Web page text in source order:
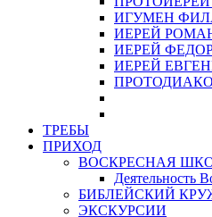
ИГУМЕН
ИЕРЕЙ
ИЕРЕЙ
ИЕРЕЙ
ТРЕБЫ
ПРИХОД
ВОСКРЕСНАЯ
Деятельность
БИБЛЕЙСКИЙ
ЭКСКУРСИИ